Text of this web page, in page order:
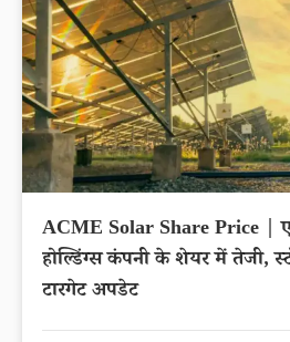
ACME Solar Share Price |
होल्डिंग्स कंपनी के शेयर में तेजी,
टारगेट अपडेट